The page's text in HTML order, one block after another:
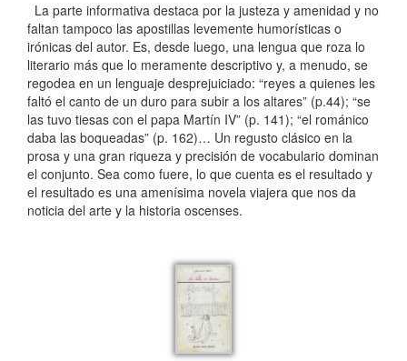
La parte informativa destaca por la justeza y amenidad y no
faltan tampoco las apostillas levemente humorísticas o
irónicas del autor. Es, desde luego, una lengua que roza lo
literario más que lo meramente descriptivo y, a menudo, se
regodea en un lenguaje desprejuiciado: “reyes a quienes les
faltó el canto de un duro para subir a los altares” (p.44); “se
las tuvo tiesas con el papa Martín IV” (p. 141); “el románico
daba las boqueadas” (p. 162)… Un regusto clásico en la
prosa y una gran riqueza y precisión de vocabulario dominan
el conjunto. Sea como fuere, lo que cuenta es el resultado y
el resultado es una amenísima novela viajera que nos da
noticia del arte y la historia oscenses.